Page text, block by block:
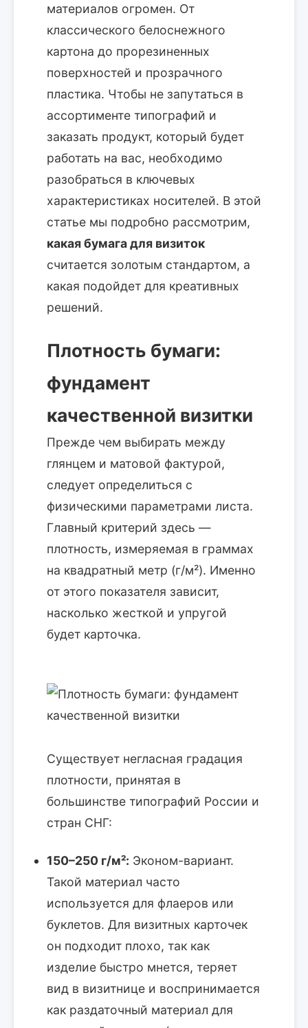
материалов огромен. От
классического белоснежного
картона до прорезиненных
поверхностей и прозрачного
пластика. Чтобы не запутаться в
ассортименте типографий и
заказать продукт, который будет
работать на вас, необходимо
разобраться в ключевых
характеристиках носителей. В этой
статье мы подробно рассмотрим,
какая бумага для визиток
считается золотым стандартом, а
какая подойдет для креативных
решений.
Плотность бумаги:
фундамент
качественной визитки
Прежде чем выбирать между
глянцем и матовой фактурой,
следует определиться с
физическими параметрами листа.
Главный критерий здесь —
плотность, измеряемая в граммах
на квадратный метр (г/м²). Именно
от этого показателя зависит,
насколько жесткой и упругой
будет карточка.
Существует негласная градация
плотности, принятая в
большинстве типографий России и
стран СНГ:
150–250 г/м²: Эконом-вариант.
Такой материал часто
используется для флаеров или
буклетов. Для визитных карточек
он подходит плохо, так как
изделие быстро мнется, теряет
вид в визитнице и воспринимается
как раздаточный материал для